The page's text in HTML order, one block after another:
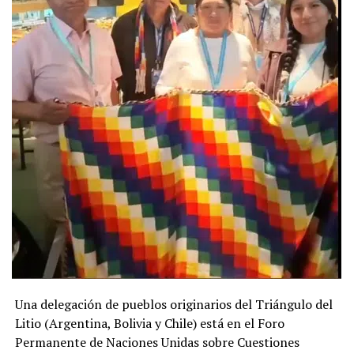
de la Propiedad Privada”. “Así como estaba el dictamen
de mayoría, no consiguieron los votos necesarios, pero
la ley no se retiró. Volvió a comisiones para ser tratada
nuevamente. Ganamos un poco de tiempo y
posibilidades”, señala Marisol Troya, integrante del
Movimiento Nacional Campesino Indígena – Somos
Tierra (MNCI-ST), que junto a la Mesa Agroalimentaria
Argentina (MAA) y otras organizaciones sociales,
ambientales, académicas y sindicales formaron la
Multisectorial por la Tierra y la Vivienda para frenar el
proyecto oficialista.
La iniciativa de puño y letra del ministro de
Desregulación, Federico Sturzenegger —el mismo que
diseñó elDNU 70/2023, con el que se intentó derogar la
ley por primera vez y luego fue frenado por una medida
de amparo—, avanza con modificaciones y derogaciones
sobre otro complejo entramado de entrega a manos
Una delegación de pueblos originarios del Triángulo del
Litio (Argentina, Bolivia y Chile) está en el Foro
Permanente de Naciones Unidas sobre Cuestiones